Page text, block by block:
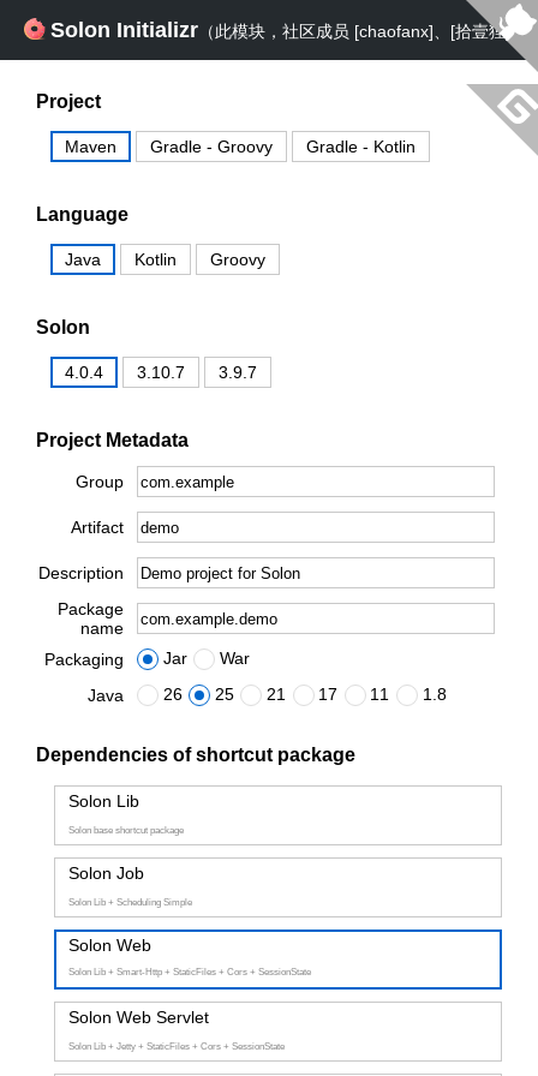
Solon Initializr （此模块，社区成员 [chaofanx]、[拾壹狸]、
[小易] 参与贡献）
Project
Maven Gradle - Groovy Gradle - Kotlin
Language
Java Kotlin Groovy
Solon
4.0.4 3.10.7 3.9.7
Project Metadata
Group
Artifact
Description
Package
name
Packaging
Jar
War
Java
26 25 21 17 11 1.8
Dependencies of shortcut package
Solon Lib
Solon base shortcut package
Solon Job
Solon Lib + Scheduling Simple
Solon Web
Solon Lib + Smart-Http + StaticFiles + Cors + SessionState
Solon Web Servlet
Solon Lib + Jetty + StaticFiles + Cors + SessionState